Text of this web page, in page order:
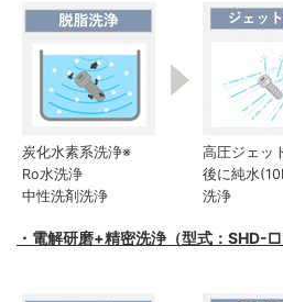
炭化水素系洗浄※
Ro水洗浄
中性洗剤洗浄
高圧ジェッ
後に純水
洗浄
・電解研磨+精密洗浄（型式：SHD-